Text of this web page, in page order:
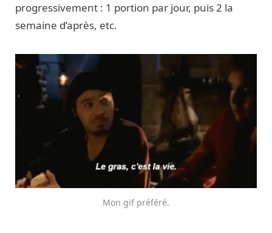
progressivement : 1 portion par jour, puis 2 la
semaine d’après, etc.
Mon gif préféré.